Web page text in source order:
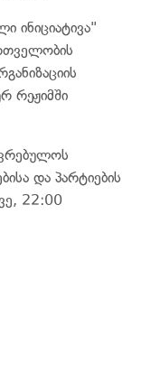
ინიციატივა"
რეჟიმში
და პარტიების
22:00